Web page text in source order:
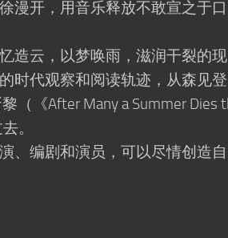
漫开，用音乐释放不敢宣之于
云，以梦唤雨，滋润干裂的现
时代观察和阅读轨迹，从森见
（《After Many a Summer Dies
。
编剧和演员，可以尽情创造